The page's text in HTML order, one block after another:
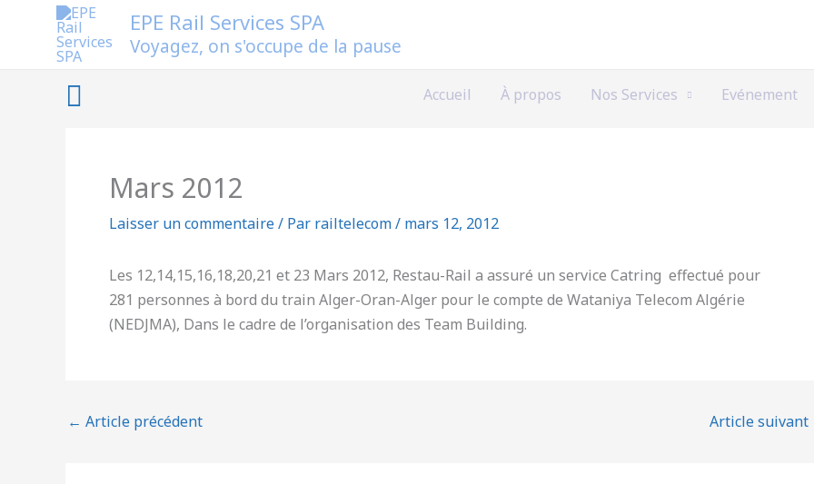
EPE Rail Services SPA
Voyagez, on s'occupe de la pause
Rechercher Accueil À propos Nos Services Evénement
Mars 2012
Laisser un commentaire/ Par railtelecom/ mars 12, 2012
Les 12,14,15,16,18,20,21 et 23 Mars 2012, Restau-Rail a assuré un service Catring effectué pour
281 personnes à bord du train Alger-Oran-Alger pour le compte de Wataniya Telecom Algérie
(NEDJMA), Dans le cadre de l’organisation des Team Building.
← Article précédent Article suivant